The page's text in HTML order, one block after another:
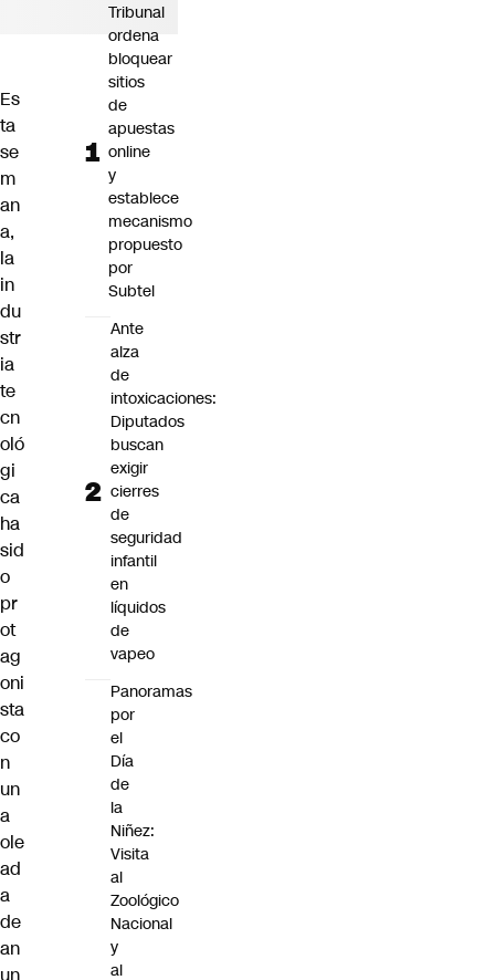
Es
ta
se
m
an
a,
la
in
du
str
ia
te
cn
oló
gi
ca
ha
sid
o
pr
ot
ag
oni
sta
co
n
un
a
ole
ad
a
de
an
Tribunal
ordena
bloquear
sitios
de
apuestas
online
y
establece
mecanismo
propuesto
por
Subtel
Ante
alza
de
intoxicaciones:
Diputados
buscan
exigir
cierres
de
seguridad
infantil
en
líquidos
de
vapeo
Panoramas
por
el
Día
de
la
Niñez:
Visita
al
Zoológico
Nacional
y
al